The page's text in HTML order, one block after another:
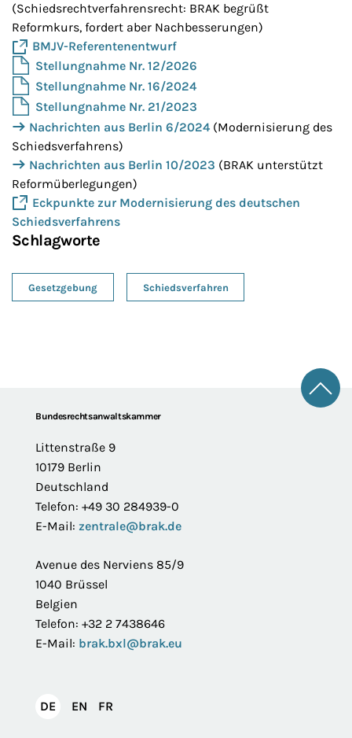
(Schiedsrechtverfahrensrecht: BRAK begrüßt
Reformkurs, fordert aber Nachbesserungen)
BMJV-Referentenentwurf
Stellungnahme Nr. 12/2026
Stellungnahme Nr. 16/2024
Stellungnahme Nr. 21/2023
Nachrichten aus Berlin 6/2024 (Modernisierung des
Schiedsverfahrens)
Nachrichten aus Berlin 10/2023 (BRAK unterstützt
Reformüberlegungen)
Eckpunkte zur Modernisierung des deutschen
Schiedsverfahrens
Schlagworte
Gesetzgebung Schiedsverfahren
FooterBundesrechtsanwaltskammer
Littenstraße 9
10179 Berlin
Deutschland
Telefon: +49 30 284939-0
E-Mail: zentrale@brak.de
Avenue des Nerviens 85/9
1040 Brüssel
Belgien
Telefon: +32 2 7438646
E-Mail: brak.bxl@brak.eu
DEDeutsch
EN English
FR